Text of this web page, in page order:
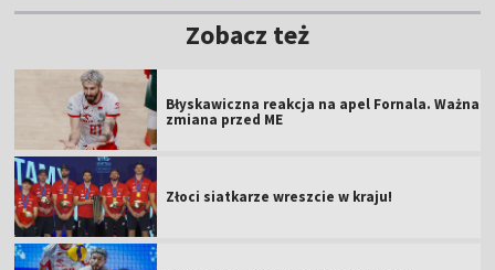
Zobacz też
Błyskawiczna reakcja na apel Fornala. Ważna
zmiana przed ME
Złoci siatkarze wreszcie w kraju!